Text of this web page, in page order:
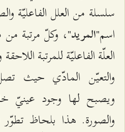
سلسلة من العلل الفاعليّة
اسم"المريد"، وكلّ مرتبة
العلّة الفاعليّة للمرتبة
والتعيّن المادّي حيث
ويصبح لها وجود عينيّ
والصورة. هذا بلحاظ